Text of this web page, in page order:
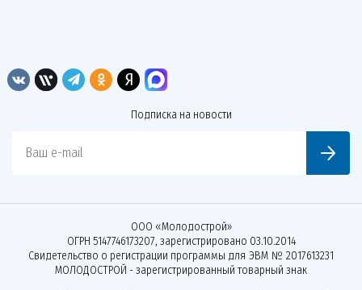
Подписка на новости
Ваш e-mail
ООО «Молодострой»
ОГРН 5147746173207, зарегистрировано 03.10.2014
Свидетельство о регистрации программы для ЭВМ № 2017613231
МОЛОДОСТРОЙ - зарегистрированный товарный знак